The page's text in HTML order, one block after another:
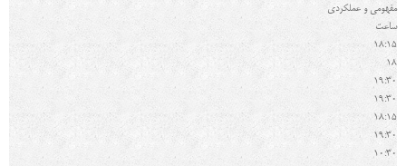
مفهومی و عملکردی
ساعت
18:15
18
19:30
19:30
18:15
19:30
10:30